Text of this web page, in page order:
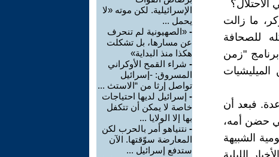
ما زالت
للصحافة
"زمن
فبعد أن
حضن أمه،
الشبيهة
الليلية
الإسرائيلية. لكن موته «لا
يحمل ...
- «الصهيونية لم تنحرف
عن مسارها، بل تشكلت
هكذا منذ البداية»
- شراء القمح الأوكراني
المسروق: -إسرائيل
تواصل إرثا من “الاستث ...
- إسرائيل لديها احتياجات
خاصة لا يمكن أن تتكفل
بها إلا الولايا ...
- نتنياهو أمر بالحرب لكن
المعارضة سوّقتها. الآن
ستدفع إسرائيل ...